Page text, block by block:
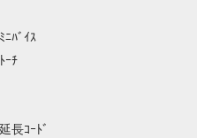
ﾆﾊﾞｲｽ
ｰﾁ
長ｺｰﾄﾞ